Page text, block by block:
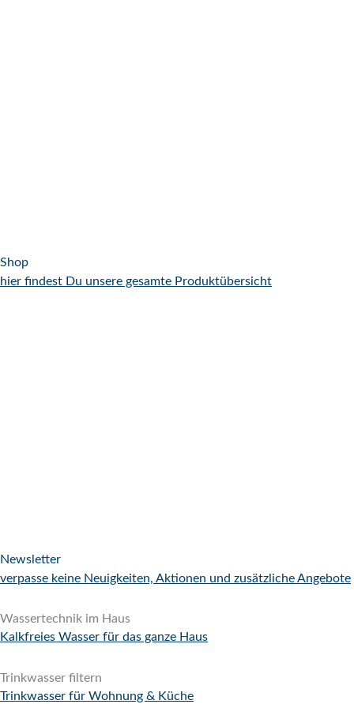
Shop
hier findest Du unsere gesamte Produktübersicht
Newsletter
verpasse keine Neuigkeiten, Aktionen und zusätzliche Angebote
Wassertechnik im Haus
Kalkfreies Wasser für das ganze Haus
Trinkwasser filtern
Trinkwasser für Wohnung & Küche